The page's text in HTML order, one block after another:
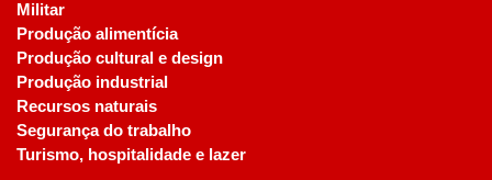
Militar
Produção alimentícia
Produção cultural e design
Produção industrial
Recursos naturais
Segurança do trabalho
Turismo, hospitalidade e lazer